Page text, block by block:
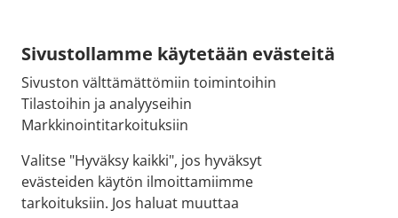
Sivustollamme käytetään evästeitä
Sivuston välttämättömiin toimintoihin
Tilastoihin ja analyyseihin
Markkinointitarkoituksiin
Valitse "Hyväksy kaikki", jos hyväksyt
evästeiden käytön ilmoittamiimme
tarkoituksiin. Jos haluat muuttaa